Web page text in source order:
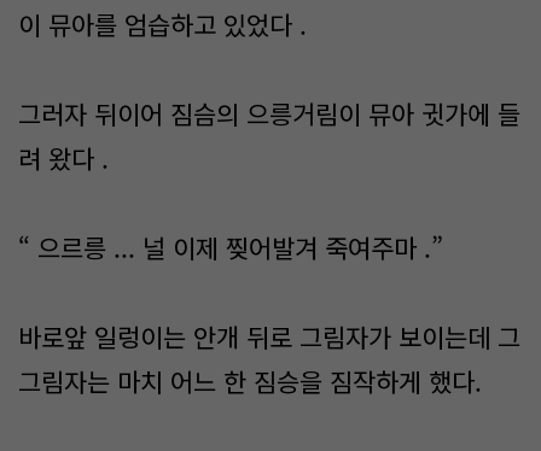
이 뮤아를 엄습하고 있었다 .
그러자 뒤이어 짐슴의 으릉거림이 뮤아 귓가에 들
려 왔다 .
“ 으르릉 ... 널 이제 찢어발겨 죽여주마 .”
바로앞 일렁이는 안개 뒤로 그림자가 보이는데 그
그림자는 마치 어느 한 짐승을 짐작하게 했다.